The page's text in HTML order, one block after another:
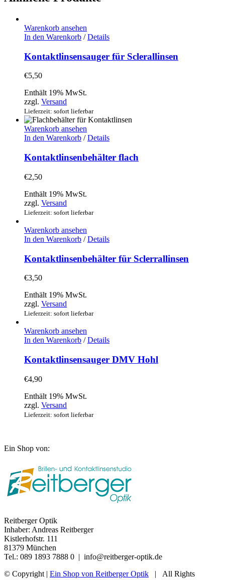
Warenkorb ansehen
In den Warenkorb / Details
Kontaktlinsensauger für Sclerallinsen
€5,50
Enthält 19% MwSt.
zzgl. Versand
Lieferzeit: sofort lieferbar
Warenkorb ansehen
In den Warenkorb / Details
Kontaktlinsenbehälter flach
€2,50
Enthält 19% MwSt.
zzgl. Versand
Lieferzeit: sofort lieferbar
Warenkorb ansehen
In den Warenkorb / Details
Kontaktlinsenbehälter für Sclerrallinsen
€3,50
Enthält 19% MwSt.
zzgl. Versand
Lieferzeit: sofort lieferbar
Warenkorb ansehen
In den Warenkorb / Details
Kontaktlinsensauger DMV Hohl
€4,90
Enthält 19% MwSt.
zzgl. Versand
Lieferzeit: sofort lieferbar
Ein Shop von:
Reitberger Optik
Inhaber: Andreas Reitberger
Kistlerhofstr. 111
81379 München
Tel.: 089 1893 7888 0 | info@reitberger-optik.de
© Copyright | Ein Shop von Reitberger Optik | All Rights